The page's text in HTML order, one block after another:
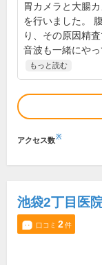
胃カメラと大腸
を行いました。
り、その原因精
音波も一緒にやっ
もっと読む
アクセス数※
池袋2丁目医
口コミ 2件